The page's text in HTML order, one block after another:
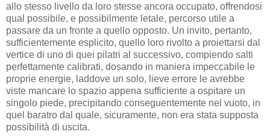
allo stesso livello da loro stesse ancora occupato, offrendosi
qual possibile, e possibilmente letale, percorso utile a
passare da un fronte a quello opposto. Un invito, pertanto,
sufficientemente esplicito, quello loro rivolto a proiettarsi dal
vertice di uno di quei pilatri al successivo, compiendo salti
perfettamente calibrati, dosando in maniera impeccabile le
proprie energie, laddove un solo, lieve errore le avrebbe
viste mancare lo spazio appena sufficiente a ospitare un
singolo piede, precipitando conseguentemente nel vuoto, in
quel baratro dal quale, sicuramente, non era stata supposta
possibilità di uscita.